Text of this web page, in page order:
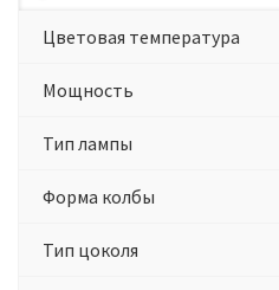
Цветовая температура
Мощность
Тип лампы
Форма колбы
Тип цоколя